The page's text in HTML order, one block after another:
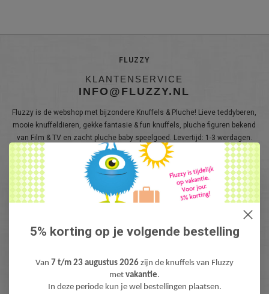
FLUZZY
KLANTENSERVICE
INFO@FLUZZY.NL
Fluzzy is de webshop met bijzondere Knuffels & Pluche! Lieve teddyberen,
mooie knuffeldieren, gekke fantasie & fun knuffels, pluche figuren bekend
van Film & TV en zacht pluche baby speelgoed. Levertijd: 1-3 werdagen.
Gratis verzending (NL) boven €40,-
NIEUWSBRIEF
5% korting op je volgende bestelling
Van 7 t/m 23 augustus 2026 zijn de knuffels van Fluzzy
met vakantie.
In deze periode kun je wel bestellingen plaatsen.